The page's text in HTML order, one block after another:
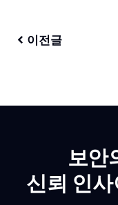
이전글
보안
신뢰 인